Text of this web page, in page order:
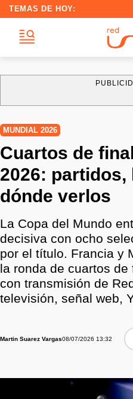
TEMAS DE HOY:
MUNDIAL 2026
Cuartos de
2026:
dónde verlos
La Copa del Mundo
decisiva con ocho
por el título. Francia y
la ronda de cuartos de
con transmisión de
televisión, señal web,
Martin Suarez Vargas08/07/2026 13:32